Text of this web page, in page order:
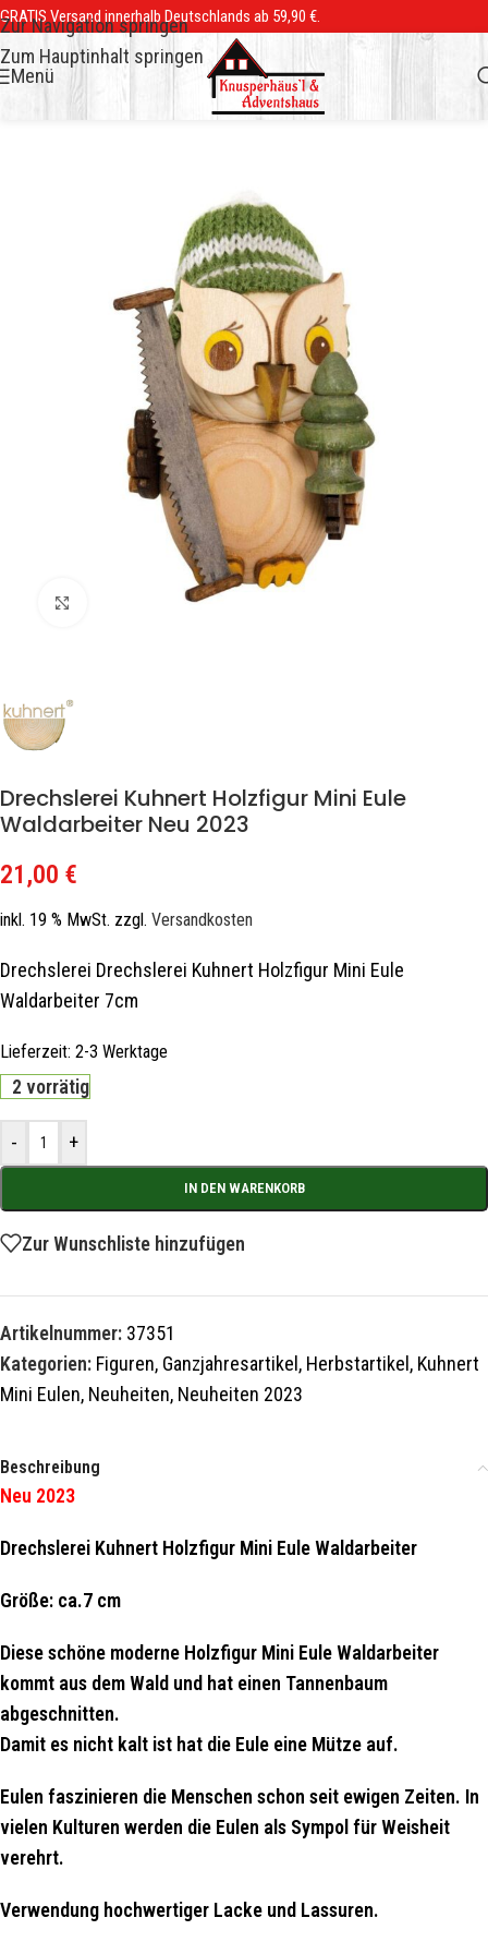
Zur Navigation springen
Zum Hauptinhalt springen
GRATIS Versand innerhalb Deutschlands ab 59,90 €.
Menü
Zum Vergrößern klicken
Drechslerei Kuhnert Holzfigur Mini Eule
Waldarbeiter Neu 2023
21,00 €
inkl. 19 % MwSt. zzgl. Versandkosten
Drechslerei Drechslerei Kuhnert Holzfigur Mini Eule
Waldarbeiter 7cm
Lieferzeit: 2-3 Werktage
2 vorrätig
- +
IN DEN WARENKORB
Zur Wunschliste hinzufügen
Artikelnummer: 37351
Kategorien: Figuren, Ganzjahresartikel , Herbstartikel , Kuhnert
Mini Eulen, Neuheiten, Neuheiten 2023
Beschreibung
Neu 2023
Drechslerei Kuhnert Holzfigur Mini Eule Waldarbeiter
Größe: ca.7 cm
Diese schöne moderne Holzfigur Mini Eule Waldarbeiter
kommt aus dem Wald und hat einen Tannenbaum
abgeschnitten.
Damit es nicht kalt ist hat die Eule eine Mütze auf.
Eulen faszinieren die Menschen schon seit ewigen Zeiten. In
vielen Kulturen werden die Eulen als Sympol für Weisheit
verehrt.
Verwendung hochwertiger Lacke und Lassuren.